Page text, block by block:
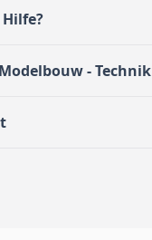
- Technik